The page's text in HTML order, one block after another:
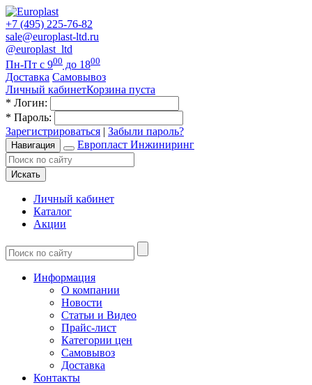
+7 (495) 225-76-82
sale@europlast-ltd.ru
@europlast_ltd
Пн-Пт с 900 до 1800
Доставка Самовывоз
Личный кабинетКорзина пуста
* Логин:
* Пароль:
Зарегистрироваться | Забыли пароль?
Навигация Европласт Инжиниринг
Искать
Личный кабинет
Каталог
Акции
Информация
О компании
Новости
Статьи и Видео
Прайс-лист
Категории цен
Самовывоз
Доставка
Контакты